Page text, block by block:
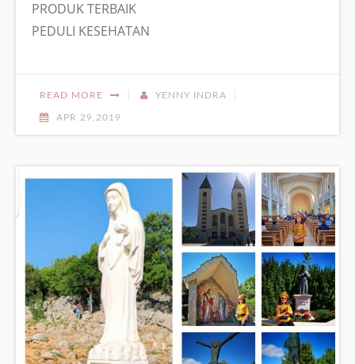
PRODUK TERBAIK
PEDULI KESEHATAN
READ MORE YENNY INDRA
APR 29,2019